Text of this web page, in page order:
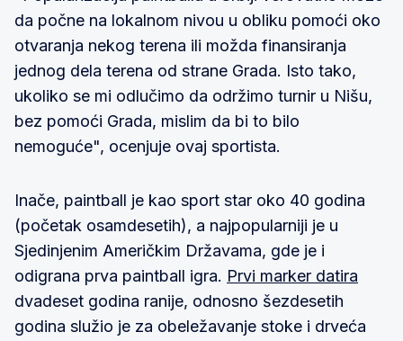
da počne na lokalnom nivou u obliku pomoći oko
otvaranja nekog terena ili možda finansiranja
jednog dela terena od strane Grada. Isto tako,
ukoliko se mi odlučimo da održimo turnir u Nišu,
bez pomoći Grada, mislim da bi to bilo
nemoguće", ocenjuje ovaj sportista.
Inače, paintball je kao sport star oko 40 godina
(početak osamdesetih), a najpopularniji je u
Sjedinjenim Američkim Državama, gde je i
odigrana prva paintball igra. Prvi marker datira
dvadeset godina ranije, odnosno šezdesetih
godina služio je za obeležavanje stoke i drveća